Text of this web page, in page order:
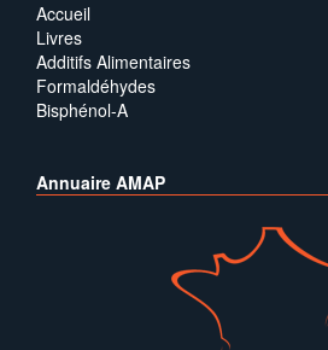
Accueil
Livres
Additifs Alimentaires
Formaldéhydes
Bisphénol-A
Annuaire AMAP